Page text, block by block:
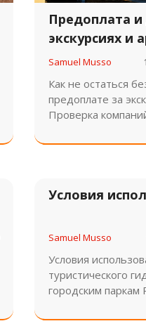
Предоплата
экскурсиях и
не остаться
Samuel Musso
Как не остаться
предоплате за
Проверка
если уже
Условия
Samuel Musso
Условия
туристического
городским паркам
экотуризма.